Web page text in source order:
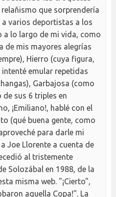
que sorprendería
a varios deportistas a los
a lo largo de mi vida, como
de mis mayores alegrías
Hierro (cuya figura,
emular repetidas
Garbajosa (como
de sus 6 triples en
¡Emiliano!, hablé con el
(qué buena gente, como
para darle mi
Joe Llorente a cuenta de
al tristemente
Solozábal en 1988, de la
misma web. "¡Cierto",
aquella Copa!". La